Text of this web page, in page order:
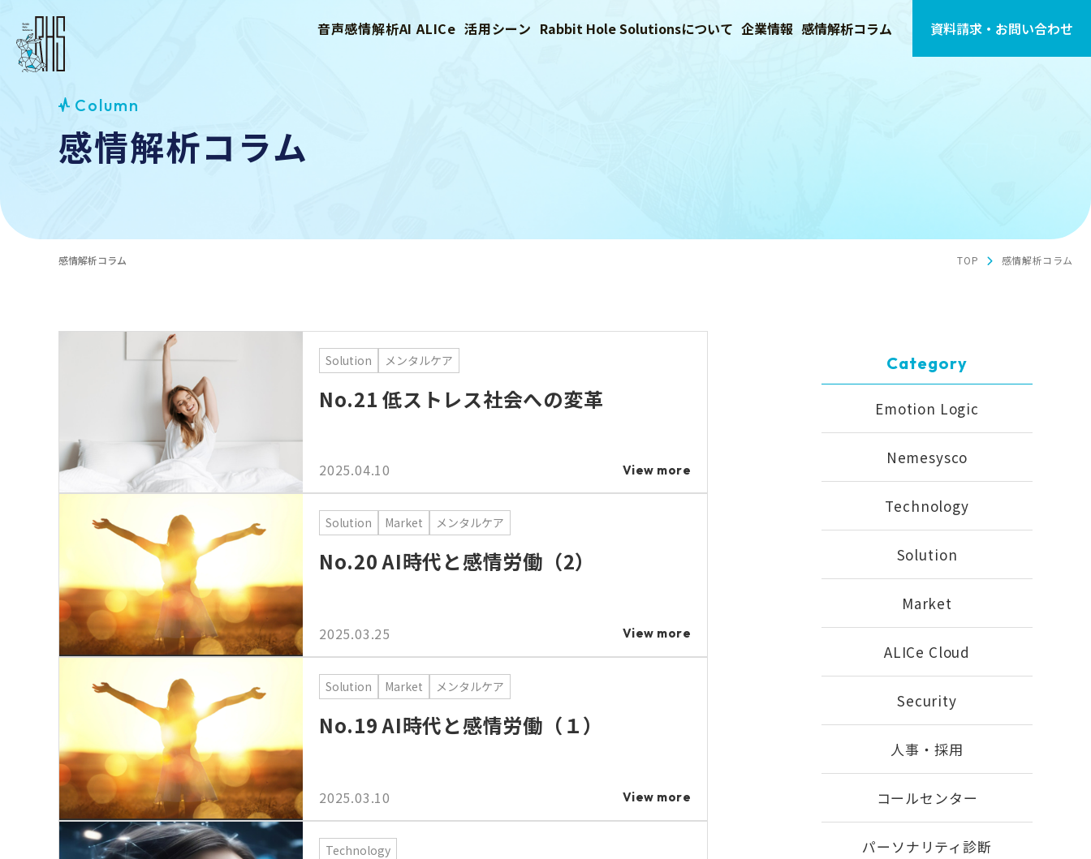
音声感情解析AI ALICe 活用シーン Rabbit Hole Solutionsについて 企業情報 感情解析コラム 資料請求・お問い合わせ
感情解析コラム
Column
感情解析コラム
TOP 感情解析コラム
Solution メンタルケア
No.21 低ストレス社会への変革
2025.04.10 View more
Solution Market メンタルケア
No.20 AI時代と感情労働（2）
2025.03.25 View more
Solution Market メンタルケア
No.19 AI時代と感情労働（１）
2025.03.10 View more
Technology
Category
Emotion Logic
Nemesysco
Technology
Solution
Market
ALICe Cloud
Security
人事・採用
コールセンター
パーソナリティ診断